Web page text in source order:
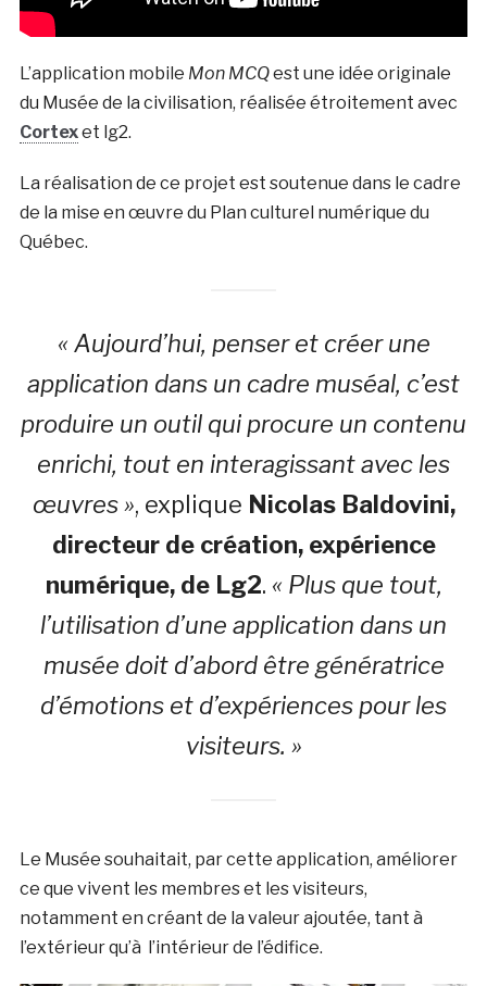
L’application mobile Mon MCQest une idée originale
du Musée de la civilisation, réalisée étroitement avec
Cortexet lg2.
La réalisation de ce projet est soutenue dans le cadre
de la mise en œuvre du Plan culturel numérique du
Québec.
« Aujourd’hui, penser et créer une
application dans un cadre muséal, c’est
produire un outil qui procure un contenu
enrichi, tout en interagissant avec les
œuvres », explique Nicolas Baldovini,
directeur de création, expérience
numérique, de Lg2. « Plus que tout,
l’utilisation d’une application dans un
musée doit d’abord être génératrice
d’émotions et d’expériences pour les
visiteurs. »
Le Musée souhaitait, par cette application, améliorer
ce que vivent les membres et les visiteurs,
notamment en créant de la valeur ajoutée, tant à
l’extérieur qu’à l’intérieur de l’édifice.